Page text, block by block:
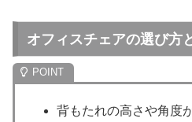
オフィスチェアの選び方
背もたれの高さや角度